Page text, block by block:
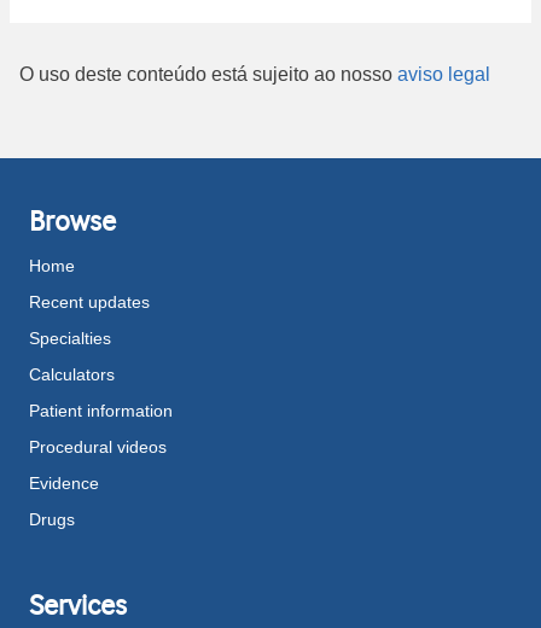
O uso deste conteúdo está sujeito ao nosso aviso legal
Browse
Home
Recent updates
Specialties
Calculators
Patient information
Procedural videos
Evidence
Drugs
Services